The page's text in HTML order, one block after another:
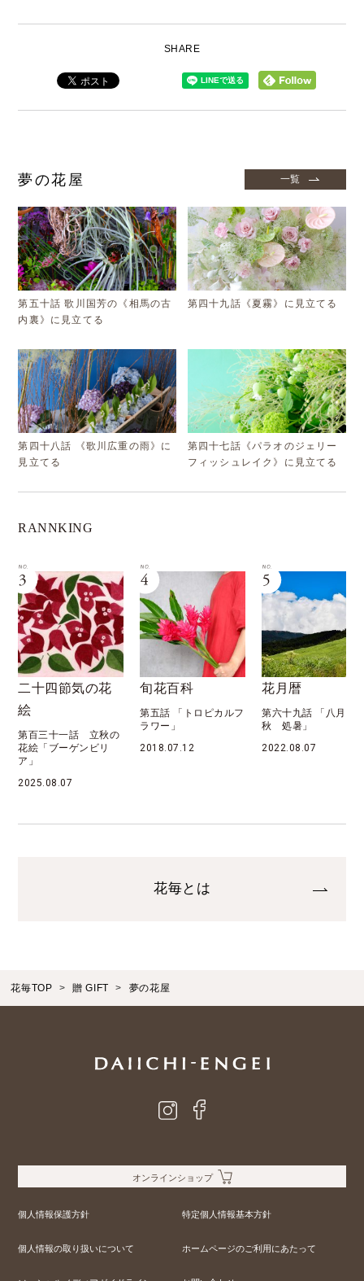
SHARE
夢の花屋 一覧
第五十話 歌川国芳の《相馬の古
内裏》に見立てる
第四十九話《夏霧》に見立てる
第四十八話 《歌川広重の雨》に
見立てる
第四十七話《パラオのジェリー
フィッシュレイク》に見立てる
RANNKING
二十四節気の花
絵
第百三十一話 立秋の
花絵「ブーゲンビリ
ア」
2025.08.07
旬花百科
第五話 「トロピカルフ
ラワー」
2018.07.12
花月暦
第六十九話 「八月
秋 処暑」
2022.08.07
花毎とは
花毎TOP 贈 GIFT 夢の花屋
オンラインショップ
個人情報保護方針 特定個人情報基本方針
個人情報の取り扱いについて ホームページのご利用にあたって